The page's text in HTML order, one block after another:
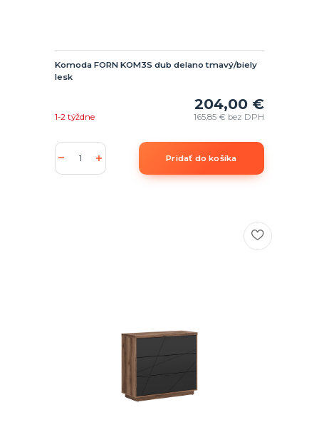
Komoda FORN KOM3S dub delano tmavý/biely
lesk
204,00 €
165,85 € bez DPH
1-2 týždne
Pridať do košíka